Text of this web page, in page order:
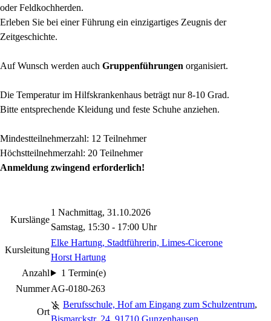
oder Feldkochherden.
Erleben Sie bei einer Führung ein einzigartiges Zeugnis der
Zeitgeschichte.
Auf Wunsch werden auch Gruppenführungen organisiert.
Die Temperatur im Hilfskrankenhaus beträgt nur 8-10 Grad.
Bitte entsprechende Kleidung und feste Schuhe anziehen.
Mindestteilnehmerzahl: 12 Teilnehmer
Höchstteilnehmerzahl: 20 Teilnehmer
Anmeldung zwingend erforderlich!
Kurslänge
1 Nachmittag, 31.10.2026
Samstag, 15:30 - 17:00 Uhr
Kursleitung
Elke Hartung, Stadtführerin, Limes-Cicerone
Horst Hartung
Anzahl
1 Termin(e)
NummerAG-0180-263
Ort
Berufsschule, Hof am Eingang zum Schulzentrum,
Bismarckstr. 24, 91710 Gunzenhausen